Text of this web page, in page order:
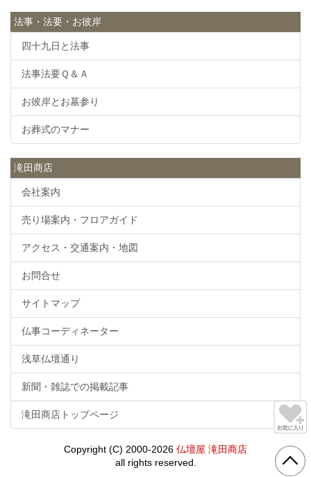
法事・法要・お彼岸
四十九日と法事
法事法要Ｑ＆Ａ
お彼岸とお墓参り
お葬式のマナー
滝田商店
会社案内
売り場案内・フロアガイド
アクセス・交通案内・地図
お問合せ
サイトマップ
仏事コーディネーター
浅草仏壇通り
新聞・雑誌での掲載記事
滝田商店トップページ
Copyright (C) 2000-2026 仏壇屋 滝田商店
all rights reserved.